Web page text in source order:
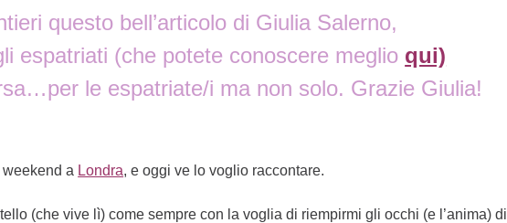
questo bell’articolo di Giulia Salerno,
espatriati (che potete conoscere meglio qui)
le espatriate/i ma non solo. Grazie Giulia!
a Londra, e oggi ve lo voglio raccontare.
(che vive lì) come sempre con la voglia di riempirmi gli occhi (e l’anima) di